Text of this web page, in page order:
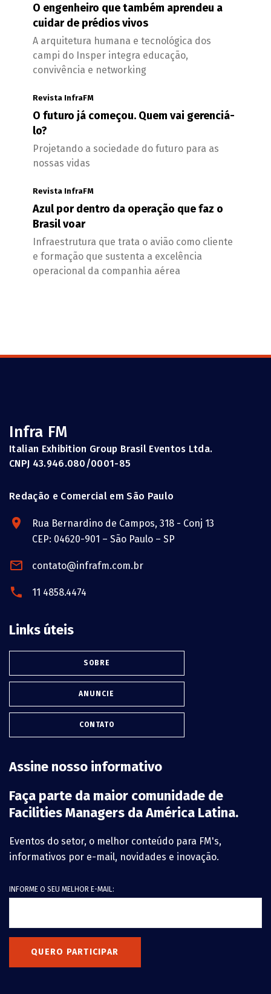
O engenheiro que também aprendeu a
cuidar de prédios vivos
A arquitetura humana e tecnológica dos
campi do Insper integra educação,
convivência e networking
Revista InfraFM
O futuro já começou. Quem vai gerenciá-
lo?
Projetando a sociedade do futuro para as
nossas vidas
Revista InfraFM
Azul por dentro da operação que faz o
Brasil voar
Infraestrutura que trata o avião como cliente
e formação que sustenta a excelência
operacional da companhia aérea
Infra FM
Italian Exhibition Group Brasil Eventos Ltda.
CNPJ 43.946.080/0001-85
Redação e Comercial em São Paulo
Rua Bernardino de Campos, 318 - Conj 13
CEP: 04620-901 – São Paulo – SP
contato@infrafm.com.br
11 4858.4474
Links úteis
SOBRE
ANUNCIE
CONTATO
Assine nosso informativo
Faça parte da maior comunidade de
Facilities Managers da América Latina.
Eventos do setor, o melhor conteúdo para FM's,
informativos por e-mail, novidades e inovação.
INFORME O SEU MELHOR E-MAIL:
QUERO PARTICIPAR